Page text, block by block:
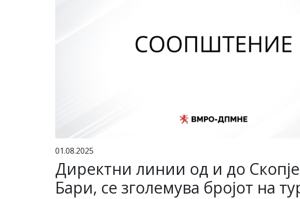
01.08.2025
Директни линии од и до
Бари, се зголемува бројот на